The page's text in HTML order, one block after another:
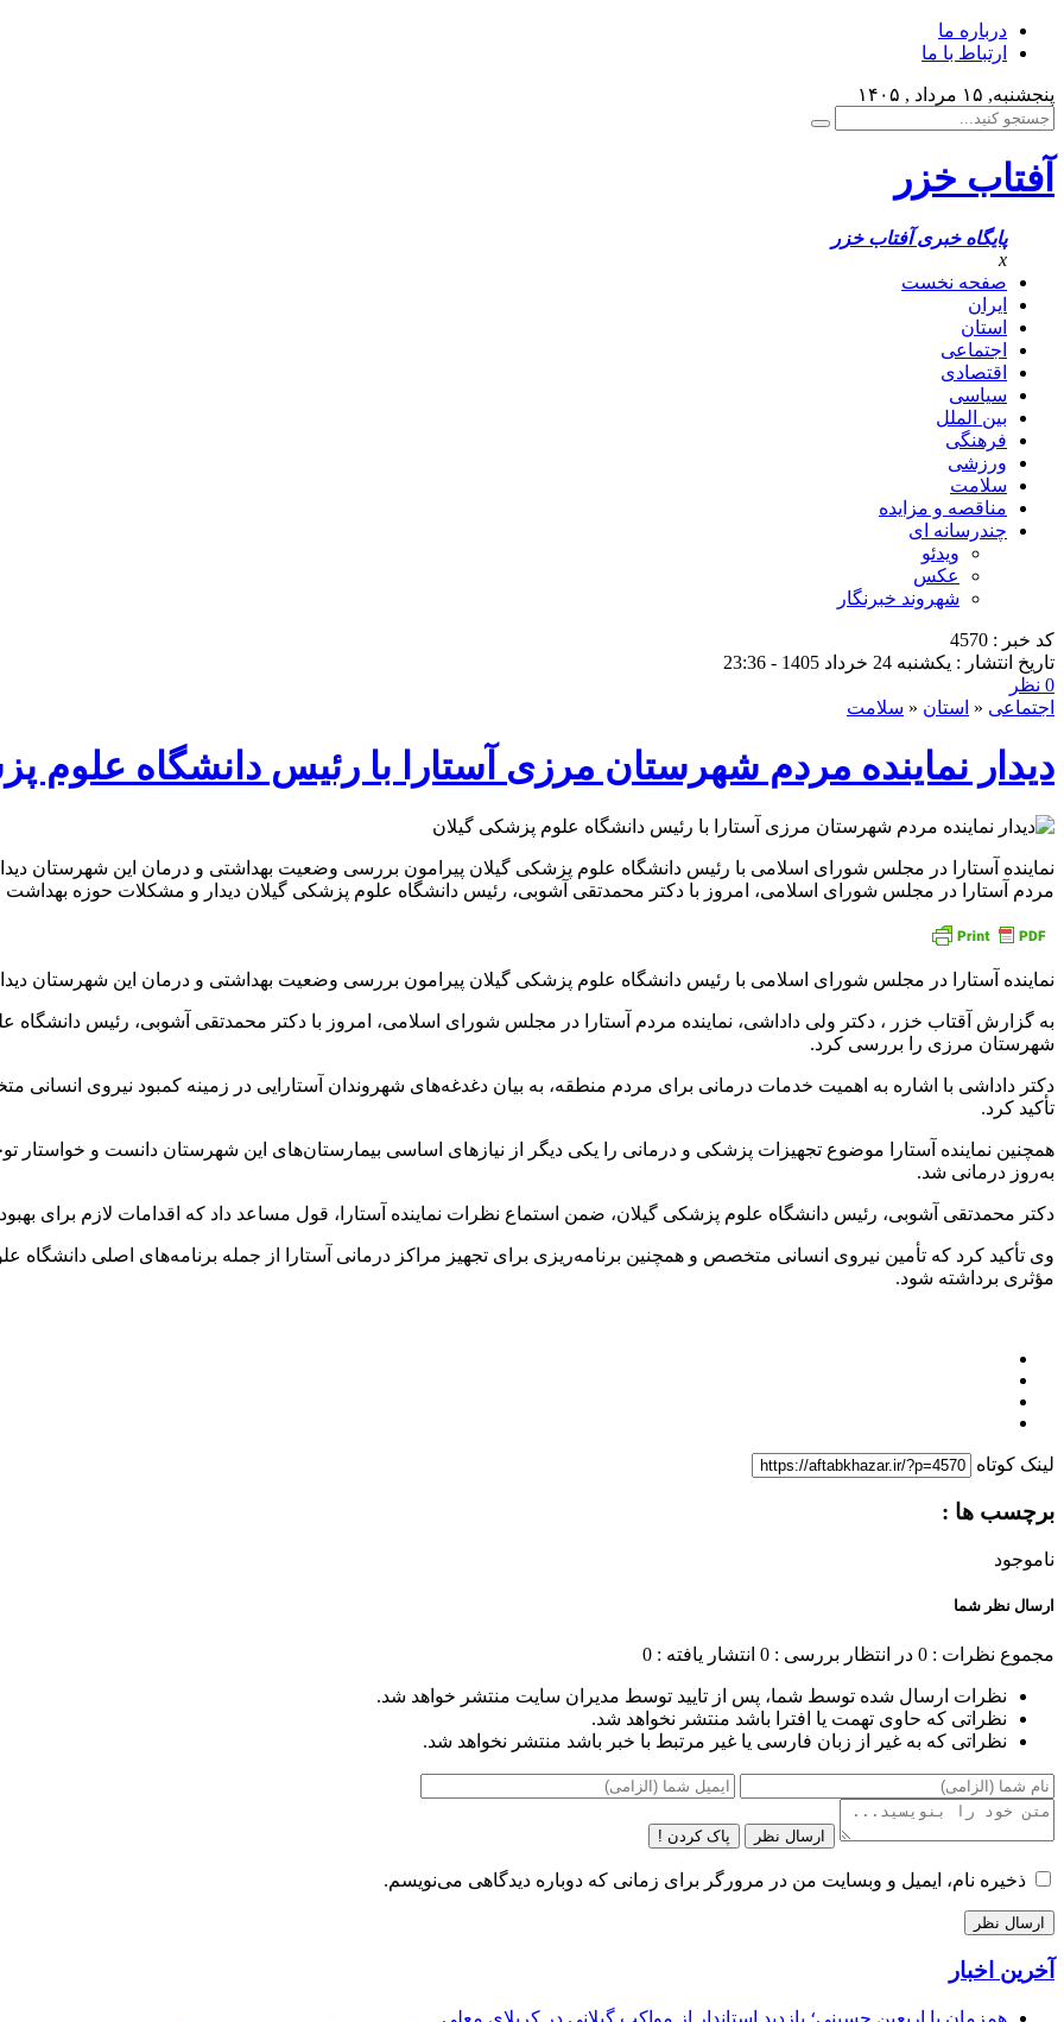
درباره ما
ارتباط با ما
پنجشنبه, ۱۵ مرداد , ۱۴۰۵
آفتاب خزر
پایگاه خبری آفتاب خزر
x
صفحه نخست
ایران
استان
اجتماعی
اقتصادی
سیاسی
بین الملل
فرهنگی
ورزشی
سلامت
مناقصه و مزایده
چندرسانه ای
ویدئو
عکس
شهروند خبرنگار
کد خبر : 4570
تاریخ انتشار : یکشنبه 24 خرداد 1405 - 23:36
0 نظر
اجتماعی « استان « سلامت
دیدار نماینده مردم شهرستان مرزی آستارا با رئیس دانشگاه علوم
نماینده آستارا در مجلس شورای اسلامی با رئیس دانشگاه علوم پزشکی گیلان پیرامون بررسی وضعیت بهداشتی و درمان این شهرستان
مردم آستارا در مجلس شورای اسلامی، امروز با دکتر محمدتقی آشوبی، رئیس دانشگاه علوم پزشکی گیلان دیدار و مشکلات حوزه بهداشت
نماینده آستارا در مجلس شورای اسلامی با رئیس دانشگاه علوم پزشکی گیلان پیرامون بررسی وضعیت بهداشتی و درمان این شهرستان
به گزارش آقتاب خزر ، دکتر ولی داداشی، نماینده مردم آستارا در مجلس شورای اسلامی، امروز با دکتر محمدتقی آشوبی، رئیس
شهرستان مرزی را بررسی کرد.
دکتر داداشی با اشاره به اهمیت خدمات درمانی برای مردم منطقه، به بیان دغدغه‌های شهروندان آستارایی در زمینه کمبود نیروی
تأکید کرد.
همچنین نماینده آستارا موضوع تجهیزات پزشکی و درمانی را یکی دیگر از نیازهای اساسی بیمارستان‌های این شهرستان دانست و خواستار
به‌روز درمانی شد.
دکتر محمدتقی آشوبی، رئیس دانشگاه علوم پزشکی گیلان، ضمن استماع نظرات نماینده آستارا، قول مساعد داد که اقدامات لازم برای
وی تأکید کرد که تأمین نیروی انسانی متخصص و همچنین برنامه‌ریزی برای تجهیز مراکز درمانی آستارا از جمله برنامه‌های اصلی
مؤثری برداشته شود.
لینک کوتاه
برچسب ها :
ناموجود
ارسال نظر شما
مجموع نظرات : 0 در انتظار بررسی : 0 انتشار یافته : 0
نظرات ارسال شده توسط شما، پس از تایید توسط مدیران سایت منتشر خواهد شد.
نظراتی که حاوی تهمت یا افترا باشد منتشر نخواهد شد.
نظراتی که به غیر از زبان فارسی یا غیر مرتبط با خبر باشد منتشر نخواهد شد.
ارسال نظر پاک کردن !
ذخیره نام، ایمیل و وبسایت من در مرورگر برای زمانی که دوباره دیدگاهی می‌نویسم.
آخرین اخبار
همزمان با اربعین حسینی؛ بازدید استاندار از مواکب گیلانی در کربلای معلی